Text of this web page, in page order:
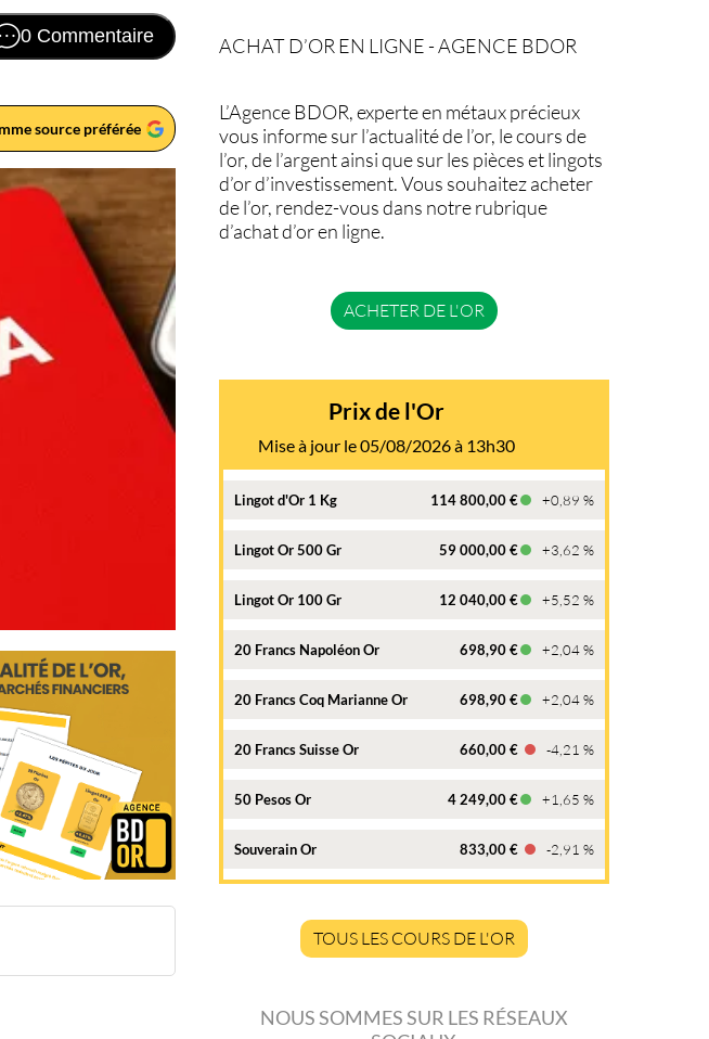
0 Commentaire
source préférée
ACHAT D’OR EN LIGNE - AGENCE BDOR
L’Agence BDOR, experte en métaux précieux
vous informe sur l’actualité de l’or, le cours de
l’or, de l’argent ainsi que sur les pièces et lingots
d’or d’investissement. Vous souhaitez acheter
de l’or, rendez-vous dans notre rubrique
d’achat d’or en ligne.
ACHETER DE L'OR
Prix de l'Or
Mise à jour le 05/08/2026 à 13h30
Lingot d'Or 1 Kg 114 800,00 € +0,89 %
Lingot Or 500 Gr 59 000,00 € +3,62 %
Lingot Or 100 Gr 12 040,00 € +5,52 %
20 Francs Napoléon Or 698,90 € +2,04 %
20 Francs Coq Marianne Or 698,90 € +2,04 %
20 Francs Suisse Or 660,00 € -4,21 %
50 Pesos Or 4 249,00 € +1,65 %
Souverain Or 833,00 € -2,91 %
TOUS LES COURS DE L'OR
NOUS SOMMES SUR LES RÉSEAUX